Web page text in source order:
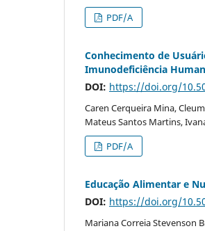
PDF/A
Conhecimento de
Imunodeficiência
DOI: https://doi.org/
Caren Cerqueira Mina,
Mateus Santos Martins,
PDF/A
Educação Alimentar e
DOI: https://doi.org/
Mariana Correia Stevenson